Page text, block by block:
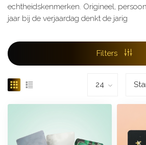
echtheidskenmerken. Origineel,
jaar bij de verjaardag denkt de jarig
Filters